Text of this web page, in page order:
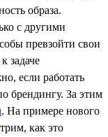
образа.
с другими
превзойти свои
задаче
если работать
брендингу. За этим
. На примере нового
как это